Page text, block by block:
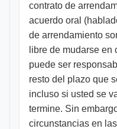
contrato de
acuerdo oral
de arrendamiento
libre de mudarse en
puede ser
resto del plazo que
incluso si usted se
termine. Sin
circunstancias en